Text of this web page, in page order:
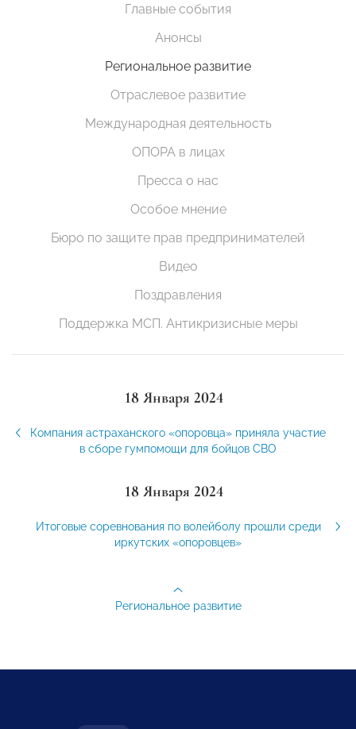
Главные события
Анонсы
Региональное развитие
Отраслевое развитие
Международная деятельность
ОПОРА в лицах
Пресса о нас
Особое мнение
Бюро по защите прав предпринимателей
Видео
Поздравления
Поддержка МСП. Антикризисные меры
18 Января 2024
‍Компания астраханского «опоровца» приняла участие
в сборе гумпомощи для бойцов СВО
18 Января 2024
Итоговые соревнования по волейболу прошли среди
иркутских «опоровцев»
Региональное развитие